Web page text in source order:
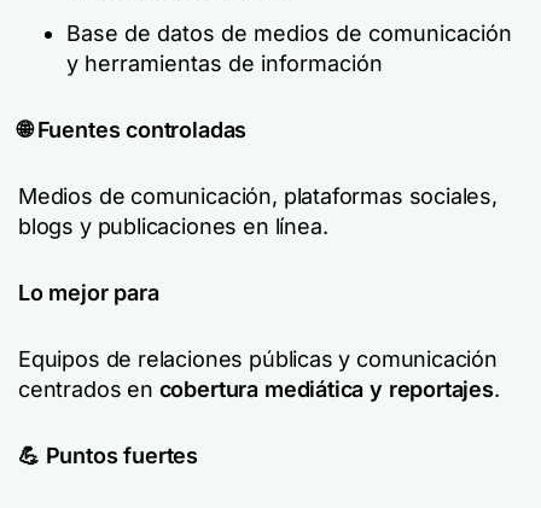
Base de datos de medios de comunicación
y herramientas de información
🌐 Fuentes controladas
Medios de comunicación, plataformas sociales,
blogs y publicaciones en línea.
Lo mejor para
Equipos de relaciones públicas y comunicación
centrados en cobertura mediática y reportajes.
💪 Puntos fuertes